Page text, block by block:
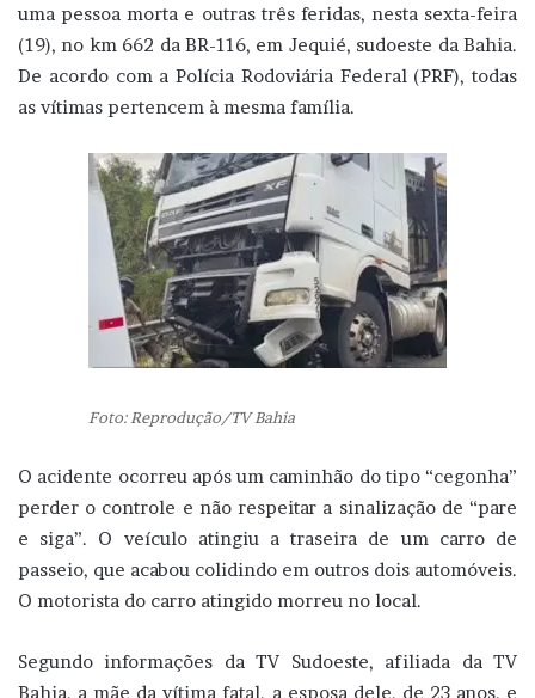
uma pessoa morta e outras três feridas, nesta sexta-feira
(19), no km 662 da BR-116, em Jequié, sudoeste da Bahia.
De acordo com a Polícia Rodoviária Federal (PRF), todas
as vítimas pertencem à mesma família.
Foto: Reprodução/TV Bahia
O acidente ocorreu após um caminhão do tipo “cegonha”
perder o controle e não respeitar a sinalização de “pare
e siga”. O veículo atingiu a traseira de um carro de
passeio, que acabou colidindo em outros dois automóveis.
O motorista do carro atingido morreu no local.
Segundo informações da TV Sudoeste, afiliada da TV
Bahia, a mãe da vítima fatal, a esposa dele, de 23 anos, e